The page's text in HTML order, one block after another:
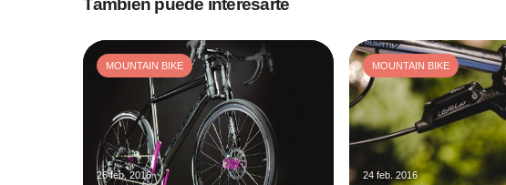
También puede interesarte
MOUNTAIN BIKE
26 feb. 2016
MOUNTAIN BIKE
24 feb. 2016